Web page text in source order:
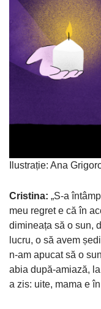
Ilustrație: Ana
Cristina: „S-a
meu regret e că în
dimineața să o sun,
lucru, o să avem
n-am apucat să o
abia după-amiază,
a zis: uite, mama e